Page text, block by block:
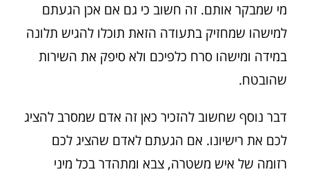
מי שמבקר אותם. זה חשוב כי גם אם אכן הגעתם
למישהו שמחזיק בתעודה הזאת תוכלו להגיש תלונה
במידה ומישהו סרח כלפיכם ולא סיפק את השירות
שהובטח.
דבר נוסף שחשוב להזכיר כאן זה אדם שמסרב להציג
לכם את רישיונו. אם הגעתם לאדם שהציג לכם
רזומה של איש משטרה, צבא ומתהדר בכל מיני